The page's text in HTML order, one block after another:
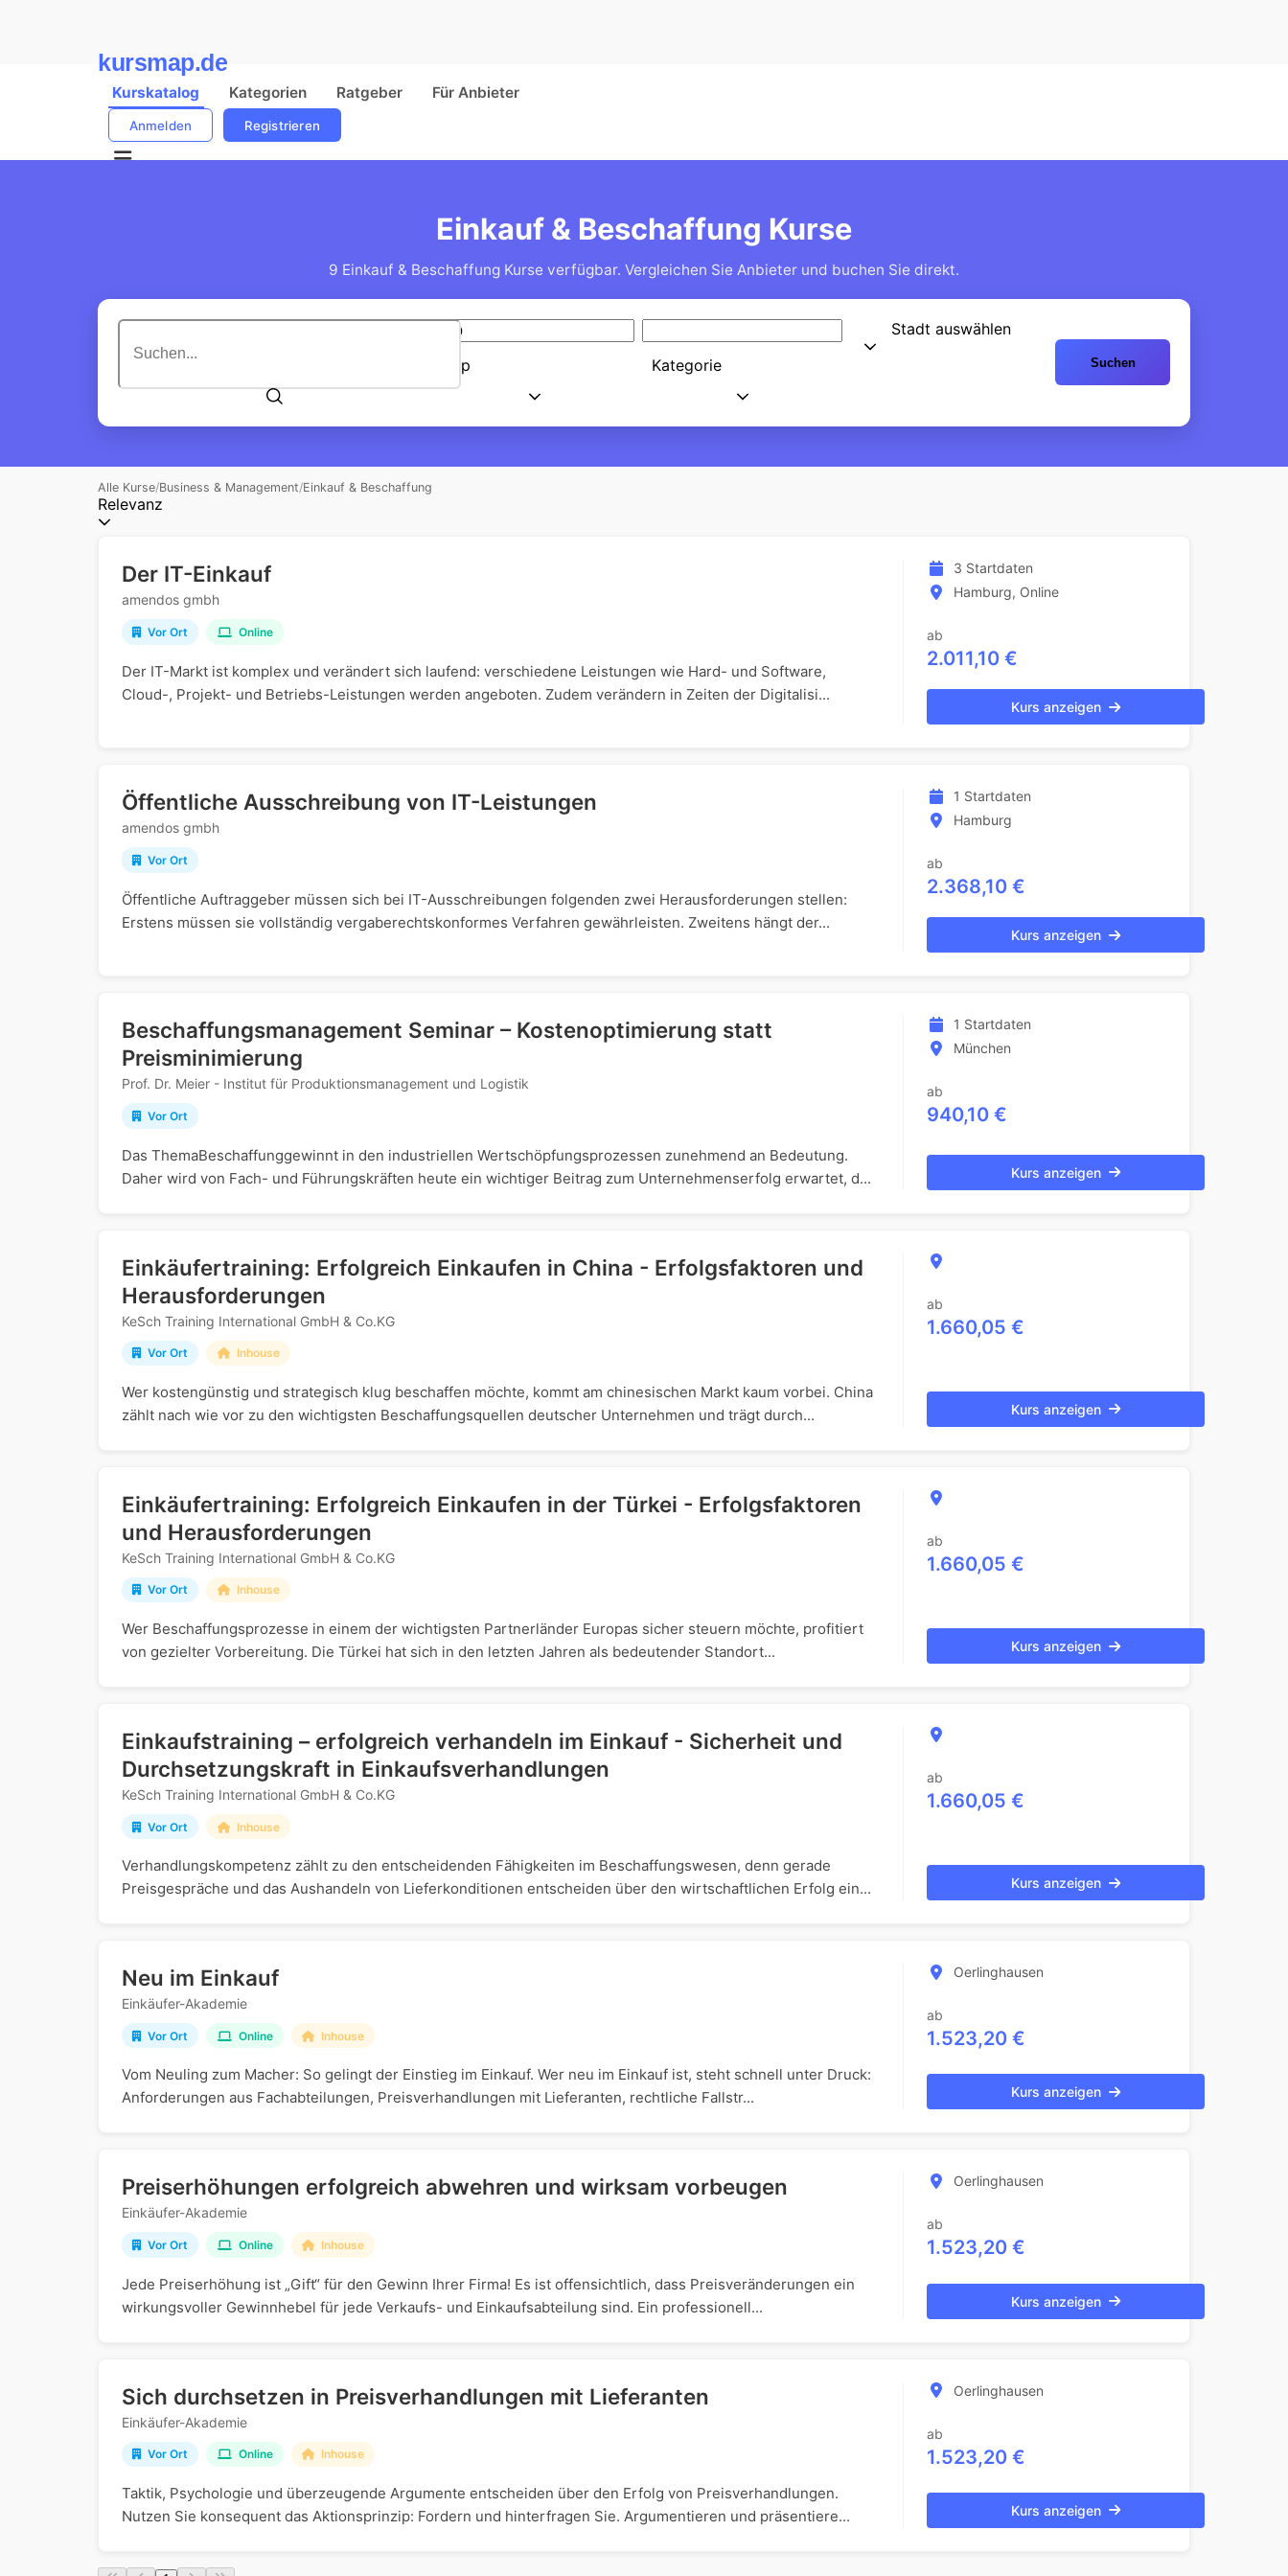
kursmap.de
Kurskatalog Kategorien Ratgeber Für Anbieter
Anmelden Registrieren
Einkauf & Beschaffung Kurse
9 Einkauf & Beschaffung Kurse verfügbar. Vergleichen Sie Anbieter und buchen Sie direkt.
Typ Kategorie
Stadt auswählen
Suchen
Alle Kurse/Business & Management/Einkauf & Beschaffung
Relevanz
Der IT-Einkauf
amendos gmbh
Vor Ort Online
Der IT-Markt ist komplex und verändert sich laufend: verschiedene Leistungen wie Hard- und Software,
Cloud-, Projekt- und Betriebs-Leistungen werden angeboten. Zudem verändern in Zeiten der Digitalisi...
3 Startdaten
Hamburg, Online
ab
2.011,10 €
Kurs anzeigen
Öffentliche Ausschreibung von IT-Leistungen
amendos gmbh
Vor Ort
Öffentliche Auftraggeber müssen sich bei IT-Ausschreibungen folgenden zwei Herausforderungen stellen:
Erstens müssen sie vollständig vergaberechtskonformes Verfahren gewährleisten. Zweitens hängt der...
1 Startdaten
Hamburg
ab
2.368,10 €
Kurs anzeigen
Beschaffungsmanagement Seminar – Kostenoptimierung statt
Preisminimierung
Prof. Dr. Meier - Institut für Produktionsmanagement und Logistik
Vor Ort
Das ThemaBeschaffunggewinnt in den industriellen Wertschöpfungsprozessen zunehmend an Bedeutung.
Daher wird von Fach- und Führungskräften heute ein wichtiger Beitrag zum Unternehmenserfolg erwartet, d...
1 Startdaten
München
ab
940,10 €
Kurs anzeigen
Einkäufertraining: Erfolgreich Einkaufen in China - Erfolgsfaktoren und
Herausforderungen
KeSch Training International GmbH & Co.KG
Vor Ort Inhouse
Wer kostengünstig und strategisch klug beschaffen möchte, kommt am chinesischen Markt kaum vorbei. China
zählt nach wie vor zu den wichtigsten Beschaffungsquellen deutscher Unternehmen und trägt durch...
ab
1.660,05 €
Kurs anzeigen
Einkäufertraining: Erfolgreich Einkaufen in der Türkei - Erfolgsfaktoren
und Herausforderungen
KeSch Training International GmbH & Co.KG
Vor Ort Inhouse
Wer Beschaffungsprozesse in einem der wichtigsten Partnerländer Europas sicher steuern möchte, profitiert
von gezielter Vorbereitung. Die Türkei hat sich in den letzten Jahren als bedeutender Standort...
ab
1.660,05 €
Kurs anzeigen
Einkaufstraining – erfolgreich verhandeln im Einkauf - Sicherheit und
Durchsetzungskraft in Einkaufsverhandlungen
KeSch Training International GmbH & Co.KG
Vor Ort Inhouse
Verhandlungskompetenz zählt zu den entscheidenden Fähigkeiten im Beschaffungswesen, denn gerade
Preisgespräche und das Aushandeln von Lieferkonditionen entscheiden über den wirtschaftlichen Erfolg ein...
ab
1.660,05 €
Kurs anzeigen
Neu im Einkauf
Einkäufer-Akademie
Vor Ort Online Inhouse
Vom Neuling zum Macher: So gelingt der Einstieg im Einkauf. Wer neu im Einkauf ist, steht schnell unter Druck:
Anforderungen aus Fachabteilungen, Preisverhandlungen mit Lieferanten, rechtliche Fallstr...
Oerlinghausen
ab
1.523,20 €
Kurs anzeigen
Preiserhöhungen erfolgreich abwehren und wirksam vorbeugen
Einkäufer-Akademie
Vor Ort Online Inhouse
Jede Preiserhöhung ist „Gift“ für den Gewinn Ihrer Firma! Es ist offensichtlich, dass Preisveränderungen ein
wirkungsvoller Gewinnhebel für jede Verkaufs- und Einkaufsabteilung sind. Ein professionell...
Oerlinghausen
ab
1.523,20 €
Kurs anzeigen
Sich durchsetzen in Preisverhandlungen mit Lieferanten
Einkäufer-Akademie
Vor Ort Online Inhouse
Taktik, Psychologie und überzeugende Argumente entscheiden über den Erfolg von Preisverhandlungen.
Nutzen Sie konsequent das Aktionsprinzip: Fordern und hinterfragen Sie. Argumentieren und präsentiere...
Oerlinghausen
ab
1.523,20 €
Kurs anzeigen